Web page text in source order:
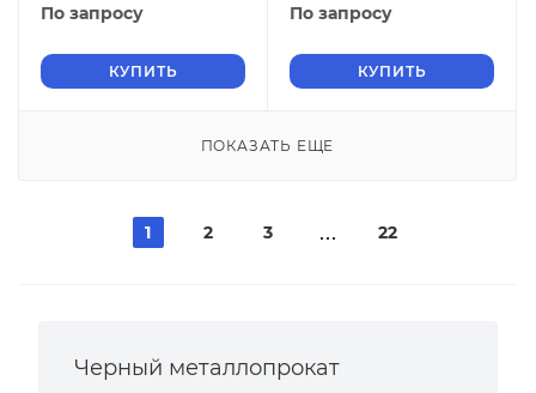
По запросу
КУПИТЬ
По запросу
КУПИТЬ
ПОКАЗАТЬ ЕЩЕ
1 2 3 22
Черный металлопрокат